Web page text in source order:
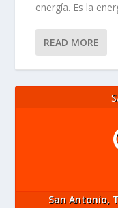
energía. Es la
READ MORE
San Antonio,